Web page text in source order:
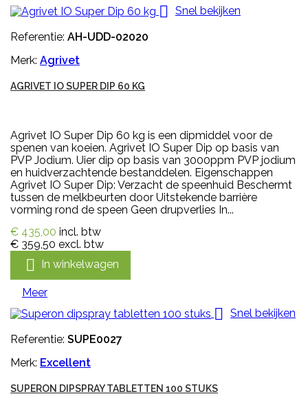
 Snel bekijken
Referentie: AH-UDD-02020
Merk: Agrivet
AGRIVET IO SUPER DIP 60 KG
Agrivet IO Super Dip 60 kg is een dipmiddel voor de
spenen van koeien. Agrivet IO Super Dip op basis van
PVP Jodium. Uier dip op basis van 3000ppm PVP jodium
en huidverzachtende bestanddelen. Eigenschappen
Agrivet IO Super Dip: Verzacht de speenhuid Beschermt
tussen de melkbeurten door Uitstekende barrière
vorming rond de speen Geen drupverlies In...
€ 435,00 incl. btw
€ 359,50 excl. btw
 In winkelwagen
Meer
 Snel bekijken
Referentie: SUPE0027
Merk: Excellent
SUPERON DIPSPRAY TABLETTEN 100 STUKS